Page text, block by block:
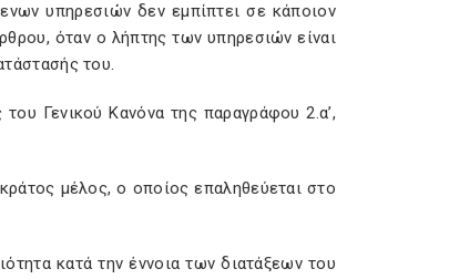
υπηρεσιών δεν εμπίπτει σε κάποιον
όταν ο λήπτης των υπηρεσιών είναι
του.
Γενικού Κανόνα της παραγράφου 2.α’,
μέλος, ο οποίος επαληθεύεται στο
κατά την έννοια των διατάξεων του